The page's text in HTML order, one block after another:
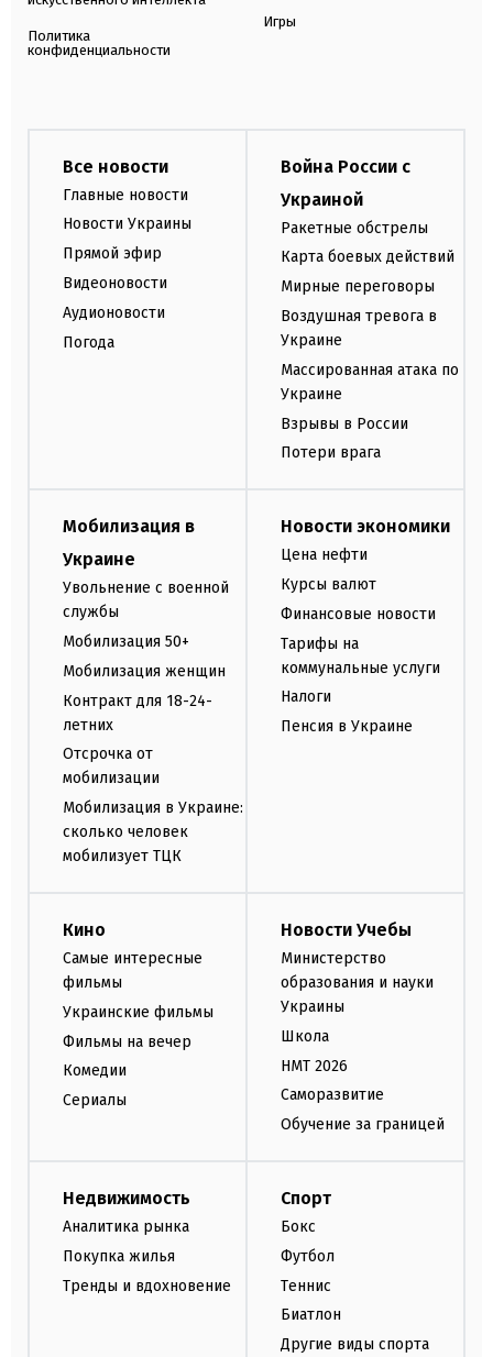
Политика
конфиденциальности
Игры
Все новости
Главные новости
Новости Украины
Прямой эфир
Видеоновости
Аудионовости
Погода
Война России с
Украиной
Ракетные обстрелы
Карта боевых действий
Мирные переговоры
Воздушная тревога в
Украине
Массированная атака по
Украине
Взрывы в России
Потери врага
Мобилизация в
Украине
Увольнение с военной
службы
Мобилизация 50+
Мобилизация женщин
Контракт для 18-24-
летних
Отсрочка от
мобилизации
Мобилизация в Украине:
сколько человек
мобилизует ТЦК
Новости экономики
Цена нефти
Курсы валют
Финансовые новости
Тарифы на
коммунальные услуги
Налоги
Пенсия в Украине
Кино
Самые интересные
фильмы
Украинские фильмы
Фильмы на вечер
Комедии
Сериалы
Новости Учебы
Министерство
образования и науки
Украины
Школа
НМТ 2026
Саморазвитие
Обучение за границей
Недвижимость
Аналитика рынка
Покупка жилья
Тренды и вдохновение
Спорт
Бокс
Футбол
Теннис
Биатлон
Другие виды спорта